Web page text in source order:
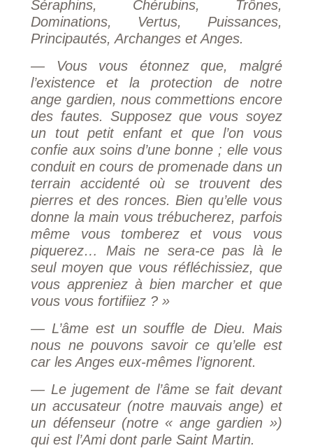
Séraphins, Chérubins, Trônes,
Dominations, Vertus, Puissances,
Principautés, Archanges et Anges.
— Vous vous étonnez que, malgré
l’existence et la protection de notre
ange gardien, nous commettions encore
des fautes. Supposez que vous soyez
un tout petit enfant et que l’on vous
confie aux soins d’une bonne ; elle vous
conduit en cours de promenade dans un
terrain accidenté où se trouvent des
pierres et des ronces. Bien qu’elle vous
donne la main vous trébucherez, parfois
même vous tomberez et vous vous
piquerez… Mais ne sera-ce pas là le
seul moyen que vous réfléchissiez, que
vous appreniez à bien marcher et que
vous vous fortifiiez ? »
— L’âme est un souffle de Dieu. Mais
nous ne pouvons savoir ce qu’elle est
car les Anges eux-mêmes l’ignorent.
— Le jugement de l’âme se fait devant
un accusateur (notre mauvais ange) et
un défenseur (notre « ange gardien »)
qui est l’Ami dont parle Saint Martin.